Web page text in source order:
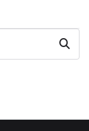
Search